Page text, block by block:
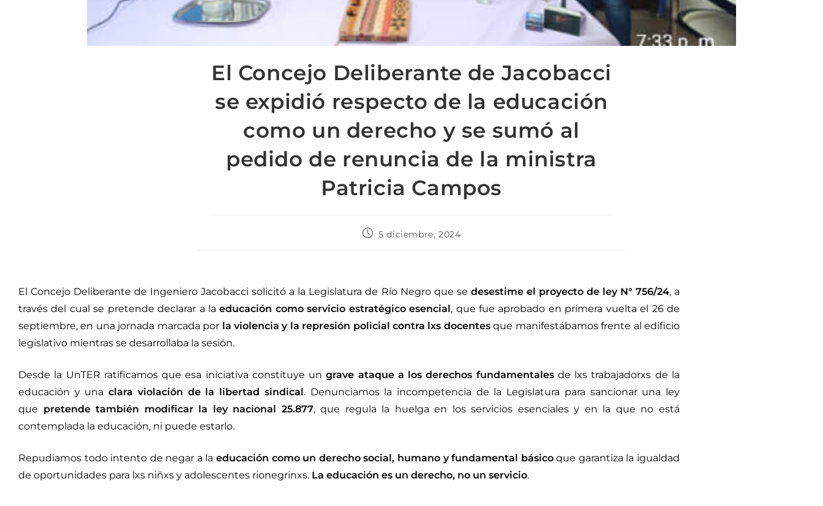
El Concejo Deliberante de Jacobacci
se expidió respecto de la educación
como un derecho y se sumó al
pedido de renuncia de la ministra
Patricia Campos
5 diciembre, 2024
El Concejo Deliberante de Ingeniero Jacobacci solicitó a la Legislatura de Río Negro que se desestime el proyecto de ley N° 756/24, a
través del cual se pretende declarar a la educación como servicio estratégico esencial, que fue aprobado en primera vuelta el 26 de
septiembre, en una jornada marcada por la violencia y la represión policial contra lxs docentesque manifestábamos frente al edificio
legislativo mientras se desarrollaba la sesión.
Desde la UnTER ratificamos que esa iniciativa constituye ungrave ataque a los derechos fundamentalesde lxs trabajadorxs de la
educación y unaclara violación de la libertad sindical. Denunciamos la incompetencia de la Legislatura para sancionar una ley
que pretende también modificar la ley nacional 25.877, que regula la huelga en los servicios esenciales y en la que no está
contemplada la educación, ni puede estarlo.
Repudiamos todo intento de negar a laeducación como un derecho social, humano y fundamental básicoque garantiza la igualdad
de oportunidades para lxs niñxs y adolescentes rionegrinxs. La educación es un derecho, no un servicio.